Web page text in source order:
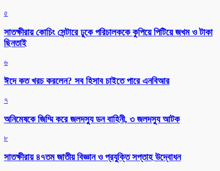
৫
সাতক্ষীরায় কোচিং সেন্টারে ঢুকে পরিচালককে কুপিয়ে পিটিয়ে জখম ও টাকা
ছিনতাই
৬
ঈদে কত খরচ করলেন? সব হিসাব চাইতে পারে এনবিআর
৭
অনিমেষকে জিম্মি করে জলদস্যু ডন বাহিনী, ৩ জলদস্যু আটক
৮
সাতক্ষীরায় ৪৭তম জাতীয় বিজ্ঞান ও প্রযুক্তি সপ্তাহ উদ্বোধন